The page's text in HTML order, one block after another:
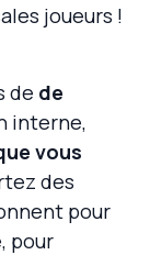
joueurs !
de de
interne,
vous
des
pour
pour